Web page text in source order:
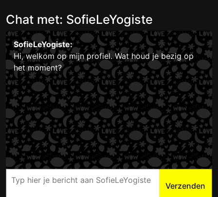
Chat met: SofieLeYogiste
SofieLeYogiste:
Hi, welkom op mijn profiel. Wat houd je bezig op
het moment?
Verzenden